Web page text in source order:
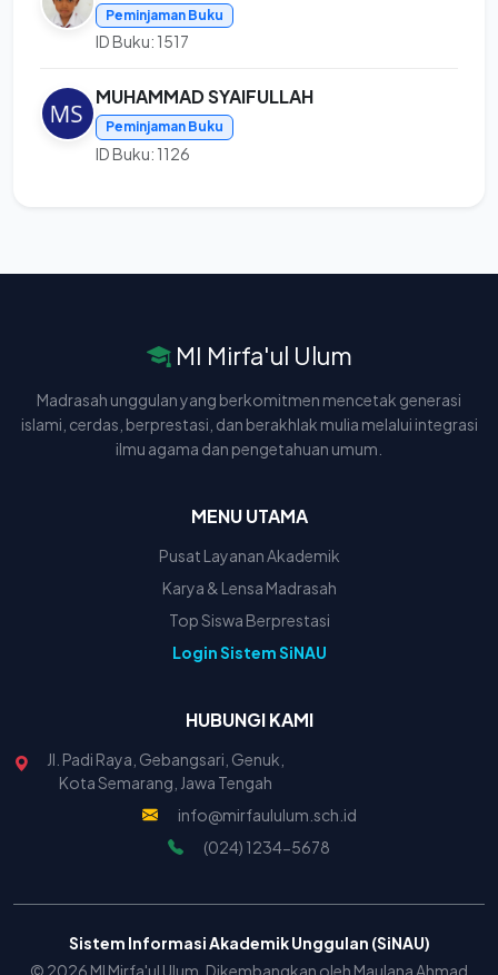
Peminjaman Buku
ID Buku: 1517
MUHAMMAD SYAIFULLAH
Peminjaman Buku
ID Buku: 1126
MI Mirfa'ul Ulum
Madrasah unggulan yang berkomitmen mencetak generasi
islami, cerdas, berprestasi, dan berakhlak mulia melalui integrasi
ilmu agama dan pengetahuan umum.
MENU UTAMA
Pusat Layanan Akademik
Karya & Lensa Madrasah
Top Siswa Berprestasi
Login Sistem SiNAU
HUBUNGI KAMI
Jl. Padi Raya, Gebangsari, Genuk,
Kota Semarang, Jawa Tengah
info@mirfaululum.sch.id
(024) 1234-5678
Sistem Informasi Akademik Unggulan (SiNAU)
© 2026 MI Mirfa'ul Ulum. Dikembangkan oleh Maulana Ahmad